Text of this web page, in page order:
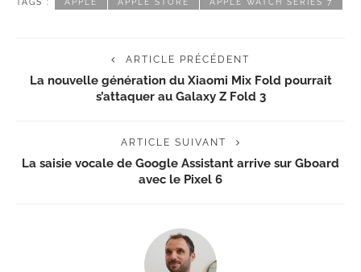
TAGS : APPLE APPLE STORE APPLE WATCH SERIES 7
ARTICLE PRÉCÉDENT
La nouvelle génération du Xiaomi Mix Fold pourrait
s’attaquer au Galaxy Z Fold 3
ARTICLE SUIVANT
La saisie vocale de Google Assistant arrive sur Gboard
avec le Pixel 6